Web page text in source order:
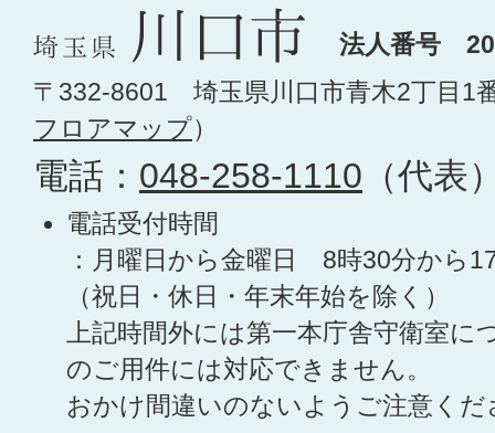
法人番号
〒332-8601 埼玉県川口市青木2丁目1
フロアマップ）
電話： 048-258-1110 （代表
電話受付時間
：月曜日から金曜日 8時30分から
（祝日・休日・年末年始を除く）
上記時間外には第一本庁舎守衛室に
のご用件には対応できません。
おかけ間違いのないようご注意くだ